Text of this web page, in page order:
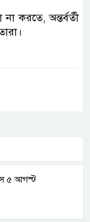
করতে, অন্তর্বর্তী
৫ আগস্ট